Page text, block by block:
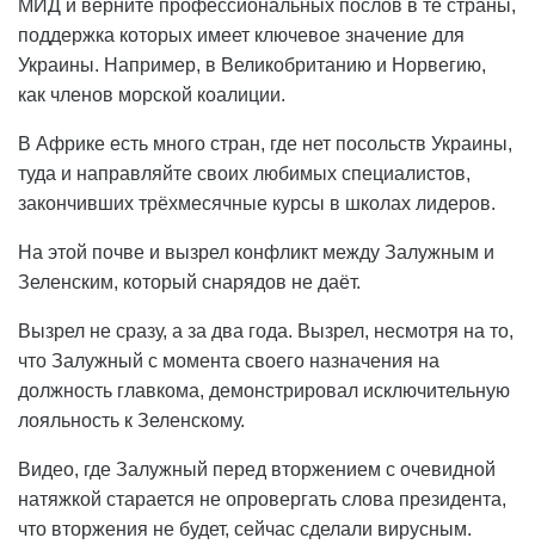
МИД и верните профессиональных послов в те страны,
поддержка которых имеет ключевое значение для
Украины. Например, в Великобританию и Норвегию,
как членов морской коалиции.
В Африке есть много стран, где нет посольств Украины,
туда и направляйте своих любимых специалистов,
закончивших трёхмесячные курсы в школах лидеров.
На этой почве и вызрел конфликт между Залужным и
Зеленским, который снарядов не даёт.
Вызрел не сразу, а за два года. Вызрел, несмотря на то,
что Залужный с момента своего назначения на
должность главкома, демонстрировал исключительную
лояльность к Зеленскому.
Видео, где Залужный перед вторжением с очевидной
натяжкой старается не опровергать слова президента,
что вторжения не будет, сейчас сделали вирусным.